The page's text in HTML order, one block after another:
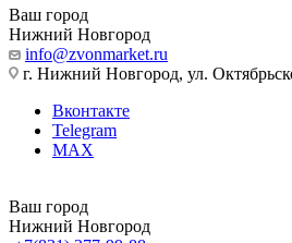
Ваш город
Нижний Новгород
info@zvonmarket.ru
г. Нижний Новгород, ул.
Вконтакте
Telegram
MAX
Ваш город
Нижний Новгород